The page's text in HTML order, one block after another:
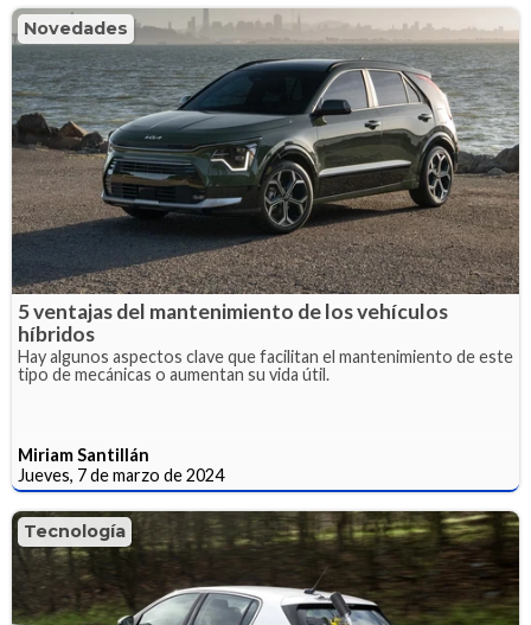
Novedades
5 ventajas del mantenimiento de los vehículos
híbridos
Hay algunos aspectos clave que facilitan el mantenimiento de este
tipo de mecánicas o aumentan su vida útil.
Miriam Santillán
Jueves, 7 de marzo de 2024
Tecnología